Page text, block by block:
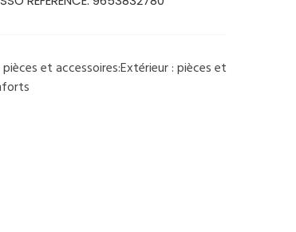
et accessoires:Extérieur : pièces et